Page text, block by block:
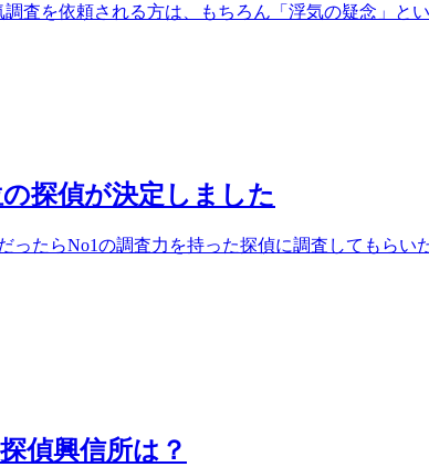
査を依頼される方は、もちろん「浮気の疑念」と
探偵が決定しました
たらNo1の調査力を持った探偵に調査してもら
偵興信所は？